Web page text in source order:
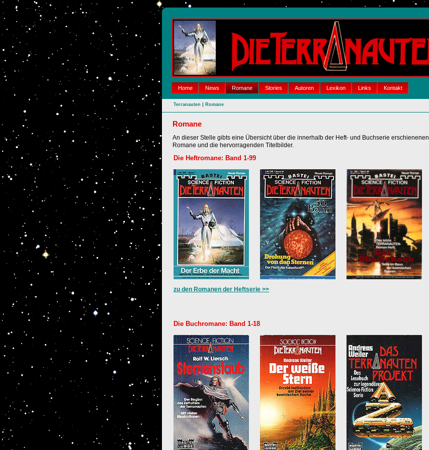
Home News Romane Stories Autoren Lexikon Links Kontakt
Terranauten | Romane
Romane
An dieser Stelle gibts eine Übersicht über die innerhalb der Heft- und Buchserie erschienenen
Romane und die hervorragenden Titelbilder.
Die Heftromane: Band 1-99
zu den Romanen der Heftserie >>
Die Buchromane: Band 1-18